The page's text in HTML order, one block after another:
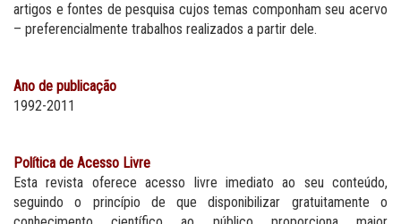
artigos e fontes de pesquisa cujos temas componham seu acervo
– preferencialmente trabalhos realizados a partir dele.
Ano de publicação
1992-2011
Política de Acesso Livre
Esta revista oferece acesso livre imediato ao seu conteúdo,
seguindo o princípio de que disponibilizar gratuitamente o